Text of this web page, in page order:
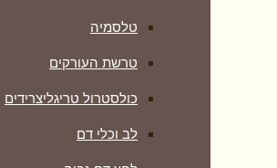
טלסמיה
טרשת העורקים
כולסטרול טריגליצרידים
לב וכלי דם